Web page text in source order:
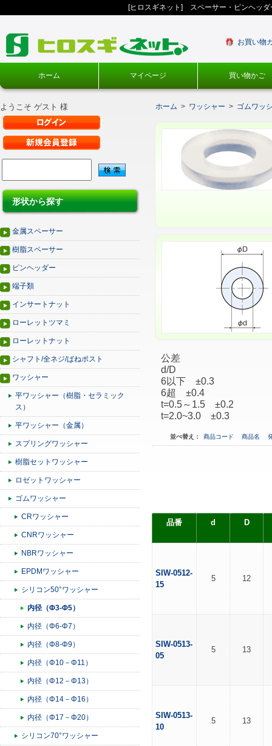
[ヒロスギネット] スペーサー・ピンヘッ
お買い物
ホーム マイページ 買い物かご
ようこそ ゲスト 様
形状から探す
金属スペーサー
樹脂スペーサー
ピンヘッダー
端子類
インサートナット
ローレットツマミ
ローレットナット
シャフト/全ネジ/ばねポスト
ワッシャー
平ワッシャー（樹脂・セラミック
ス）
平ワッシャー（金属）
スプリングワッシャー
樹脂セットワッシャー
ロゼットワッシャー
ゴムワッシャー
CRワッシャー
CNRワッシャー
NBRワッシャー
EPDMワッシャー
シリコン50°ワッシャー
内径（Φ3-Φ5）
内径（Φ6-Φ7）
内径（Φ8-Φ9）
内径（Φ10－Φ11）
内径（Φ12－Φ13）
内径（Φ14－Φ16）
内径（Φ17－Φ20）
シリコン70°ワッシャー
ホーム > ワッシャー > ゴムワッ
公差
d/D
6以下 ±0.3
6超 ±0.4
t=0.5～1.5 ±0.2
t=2.0~3.0 ±0.3
並べ替え： 商品コード 商品名
品番 d D
SIW-0512-
15
5 12
SIW-0513-
05
5 13
SIW-0513-
10
5 13